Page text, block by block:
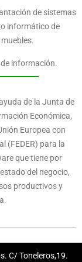
de sistemas
informático de
información.
de la Junta de
Económica,
Europea con
(FEDER) para la
que tiene por
del negocio,
productivos y
C/ Toneleros,19.